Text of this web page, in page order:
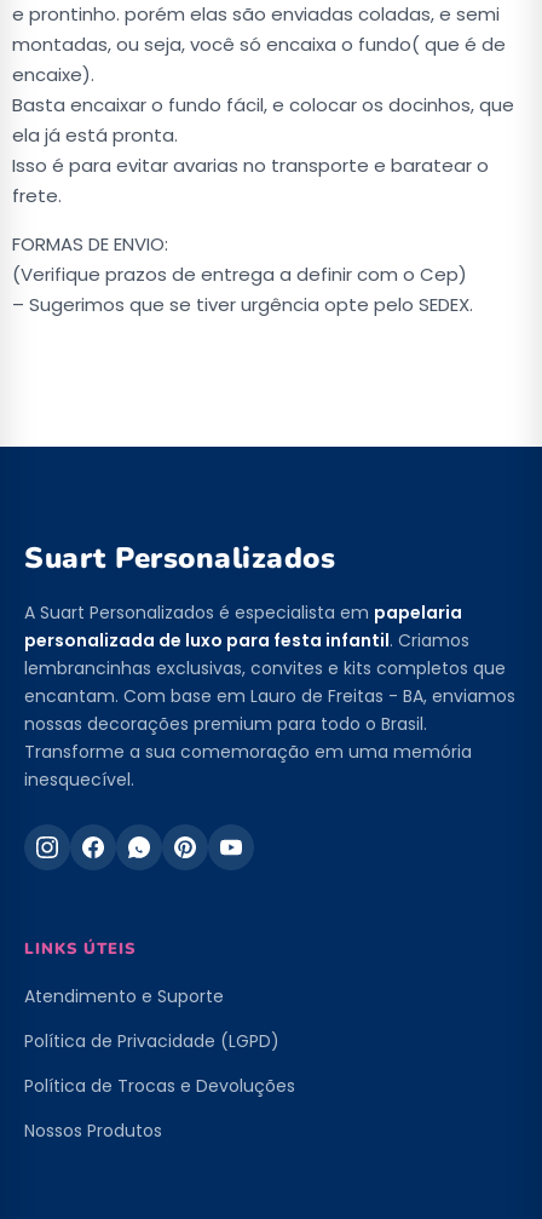
e prontinho. porém elas são enviadas coladas, e semi
montadas, ou seja, você só encaixa o fundo( que é de
encaixe).
Basta encaixar o fundo fácil, e colocar os docinhos, que
ela já está pronta.
Isso é para evitar avarias no transporte e baratear o
frete.
FORMAS DE ENVIO:
(Verifique prazos de entrega a definir com o Cep)
– Sugerimos que se tiver urgência opte pelo SEDEX.
Suart Personalizados
A Suart Personalizados é especialista em papelaria
personalizada de luxo para festa infantil. Criamos
lembrancinhas exclusivas, convites e kits completos que
encantam. Com base em Lauro de Freitas - BA, enviamos
nossas decorações premium para todo o Brasil.
Transforme a sua comemoração em uma memória
inesquecível.
LINKS ÚTEIS
Atendimento e Suporte
Política de Privacidade (LGPD)
Política de Trocas e Devoluções
Nossos Produtos